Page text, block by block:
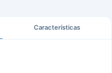
Características